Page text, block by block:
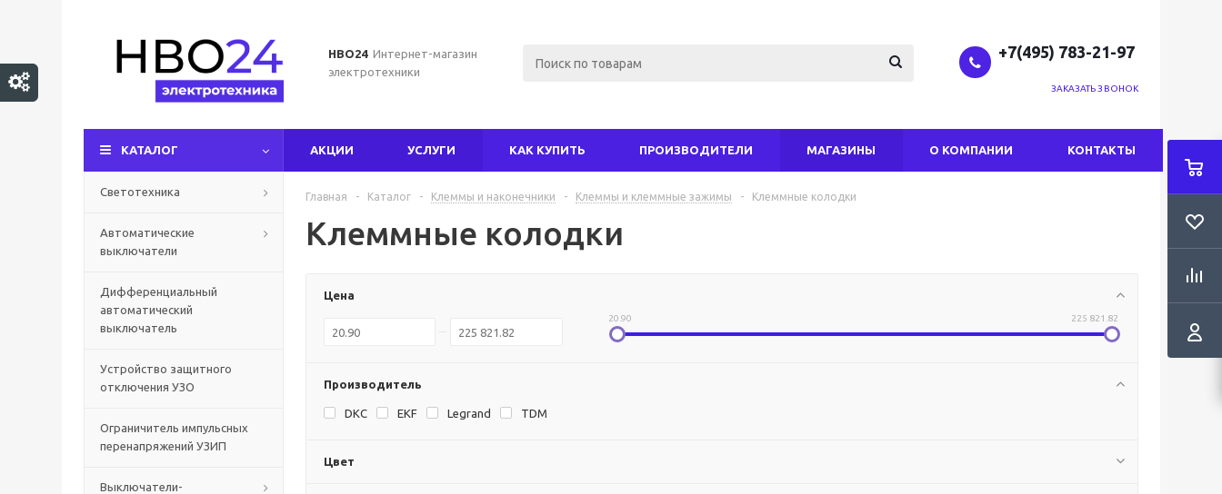
НВО24 Интернет-магазин
электротехники
+7(495) 783-21-97
ЗАКАЗАТЬ ЗВОНОК
КАТАЛОГ АКЦИИ УСЛУГИ КАК КУПИТЬ ПРОИЗВОДИТЕЛИ МАГАЗИНЫ О КОМПАНИИ КОНТАКТЫ
Светотехника
Автоматические
выключатели
Дифференциальный
автоматический
выключатель
Устройство защитного
отключения УЗО
Ограничитель импульсных
перенапряжений УЗИП
Выключатели-
Главная - Каталог - Клеммы и наконечники - Клеммы и клеммные зажимы - Клеммные колодки
Клеммные колодки
Цена
20.90 225 821.82
Производитель
DKC EKF Legrand TDM
Цвет